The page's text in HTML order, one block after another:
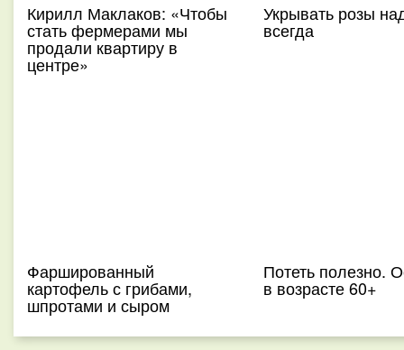
Кирилл Маклаков: «Чтобы
стать фермерами мы
продали квартиру в
центре»
Укрывать розы
всегда
Фаршированный
картофель с грибами,
шпротами и сыром
Потеть полезно.
в возрасте 60+